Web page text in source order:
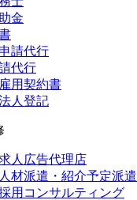
金
請代行
代行
用契約書
人登記
人広告代理店
材派遣・紹介予定派遣
用コンサルティング